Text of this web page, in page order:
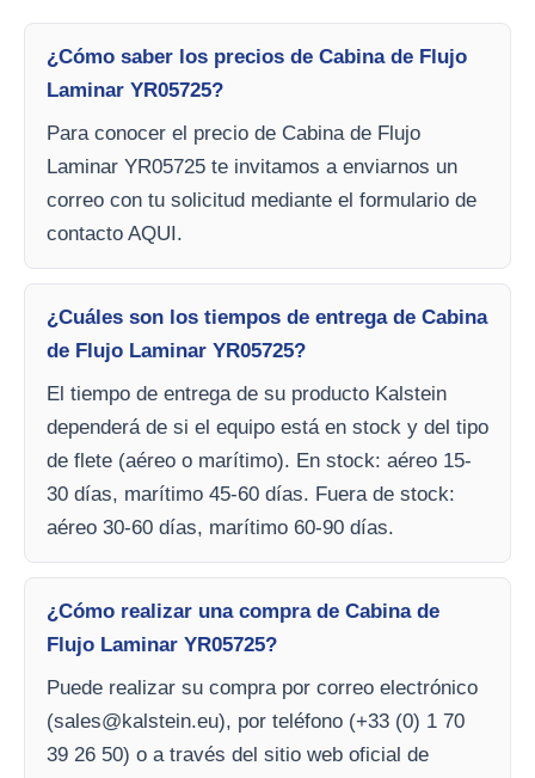
¿Cómo saber los precios de Cabina de Flujo
Laminar YR05725?
Para conocer el precio de Cabina de Flujo
Laminar YR05725 te invitamos a enviarnos un
correo con tu solicitud mediante el formulario de
contacto AQUI.
¿Cuáles son los tiempos de entrega de Cabina
de Flujo Laminar YR05725?
El tiempo de entrega de su producto Kalstein
dependerá de si el equipo está en stock y del tipo
de flete (aéreo o marítimo). En stock: aéreo 15-
30 días, marítimo 45-60 días. Fuera de stock:
aéreo 30-60 días, marítimo 60-90 días.
¿Cómo realizar una compra de Cabina de
Flujo Laminar YR05725?
Puede realizar su compra por correo electrónico
(sales@kalstein.eu), por teléfono (+33 (0) 1 70
39 26 50) o a través del sitio web oficial de